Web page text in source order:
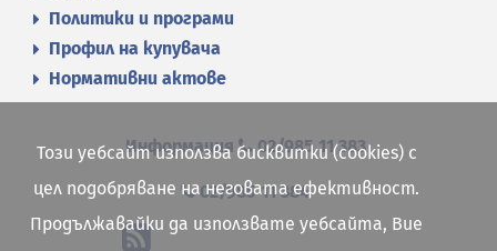
Политики и програми
Профил на купувача
Нормативни актове
Информация 02/985 11 383
02/985 11 384
Този уебсайт използва бисквитки (cookies) с
цел подобряване на неговата ефективност.
Продължавайки да използвате уебсайта, Вие